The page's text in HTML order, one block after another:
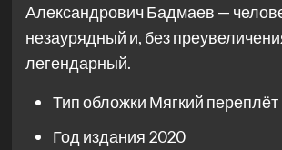
Александрович Бадмаев —
незаурядный и, без
легендарный.
Тип обложки Мягкий переплёт
Год издания 2020